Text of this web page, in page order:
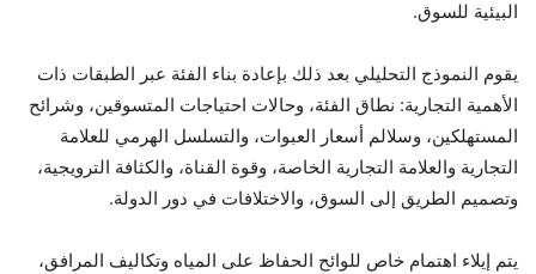
البيئية للسوق.
يقوم النموذج التحليلي بعد ذلك بإعادة بناء الفئة عبر الطبقات ذات
الأهمية التجارية: نطاق الفئة، وحالات احتياجات المتسوقين، وشرائح
المستهلكين، وسلالم أسعار العبوات، والتسلسل الهرمي للعلامة
التجارية والعلامة التجارية الخاصة، وقوة القناة، والكثافة الترويجية،
وتصميم الطريق إلى السوق، والاختلافات في دور الدولة.
يتم إيلاء اهتمام خاص للوائح الحفاظ على المياه وتكاليف المرافق،